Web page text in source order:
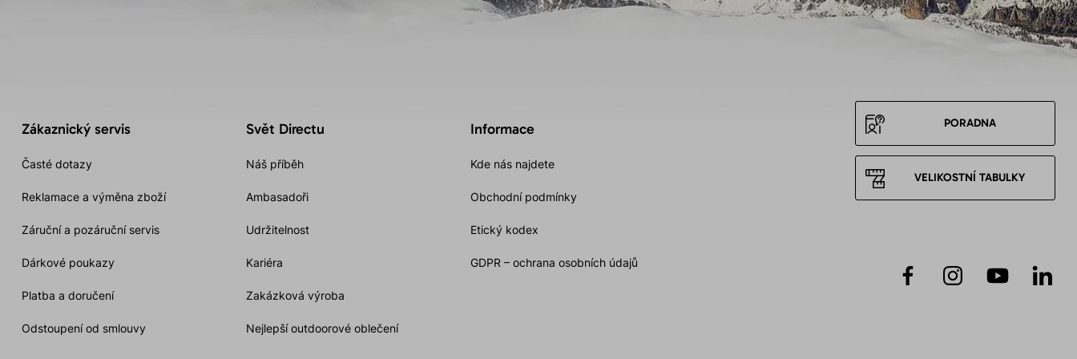
Zákaznický servis
Časté dotazy
Reklamace a výměna zboží
Záruční a pozáruční servis
Dárkové poukazy
Platba a doručení
Odstoupení od smlouvy
Svět Directu
Náš příběh
Ambasadoři
Udržitelnost
Kariéra
Zakázková výroba
Nejlepší outdoorové oblečení
Informace
Kde nás najdete
Obchodní podmínky
Etický kodex
GDPR – ochrana osobních údajů
PORADNA
VELIKOSTNÍ TABULKY